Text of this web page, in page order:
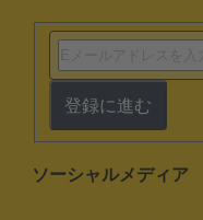
登録に進む
ソーシャルメディア